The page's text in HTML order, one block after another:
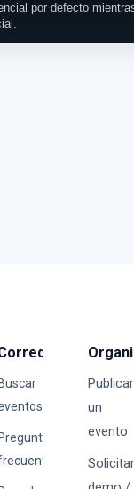
por defecto
Buscar
Preguntas
Publicar
un
evento
Solicitar